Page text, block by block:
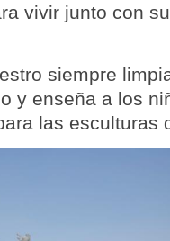
vivir junto con
siempre
y enseña a los
las esculturas